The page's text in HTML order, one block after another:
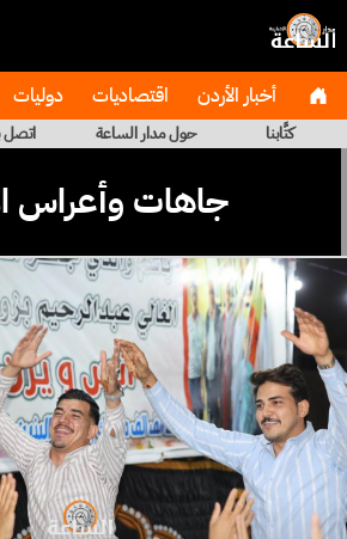
أخبار الأردن اقتصاديات دوليات
كتَّابنا حول مدار الساعة اتصل
جاهات وأعراس